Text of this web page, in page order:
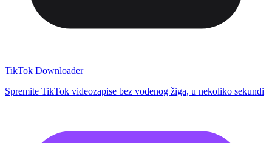
TikTok Downloader
Spremite TikTok videozapise bez vodenog žiga, u nekoliko sekundi